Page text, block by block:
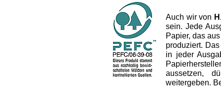
Auch wir von
sein. Jede
Papier, das
produziert.
in jeder
aussetzen,
weitergeben.